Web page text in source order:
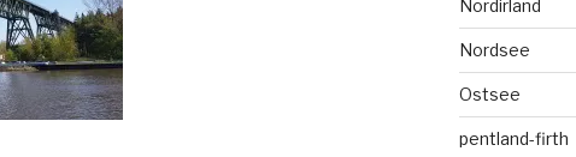
Nordirland
Nordsee
Ostsee
pentland-firth